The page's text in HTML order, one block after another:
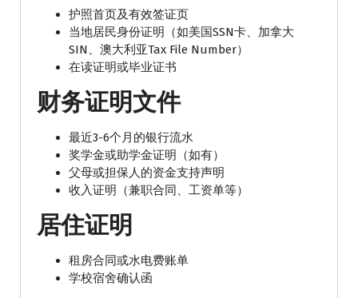
护照首页及有效签证页
当地居民身份证明（如美国SSN卡、加拿大
SIN、澳大利亚Tax File Number）
在读证明或毕业证书
财务证明文件
最近3-6个月的银行流水
奖学金或助学金证明（如有）
父母或担保人的资金支持声明
收入证明（兼职合同、工资单等）
居住证明
租房合同或水电费账单
学校宿舍确认函